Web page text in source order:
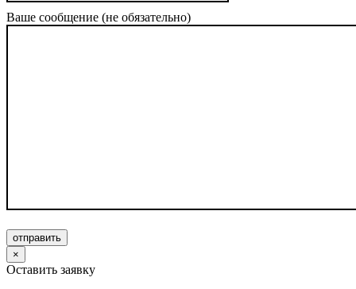
Ваше сообщение (не обязательно)
отправить
×
Оставить заявку